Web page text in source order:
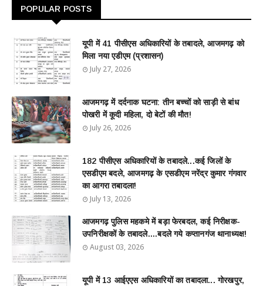
POPULAR POSTS
यूपी में 41 पीसीएस अधिकारियों के तबादले, आजमगढ़ को
मिला नया एडीएम (प्रशासन)
July 27, 2026
आजमगढ़ में दर्दनाक घटना: तीन बच्चों को साड़ी से बांध
पोखरी में कूदी महिला, दो बेटों की मौत!
July 26, 2026
182 पीसीएस अधिकारियों के तबादले...कई जिलों के
एसडीएम बदले, आजमगढ़ के एसडीएम नरेंद्र कुमार गंगवार
का आगरा तबादला!
July 13, 2026
आजमगढ़ पुलिस महकमे में बड़ा फेरबदल, कई निरीक्षक-
उपनिरीक्षकों के तबादले....बदले गये कप्तानगंज थानाध्यक्ष!
August 03, 2026
यूपी में 13 आईएएस अधिकारियों का तबादला... गोरखपुर,